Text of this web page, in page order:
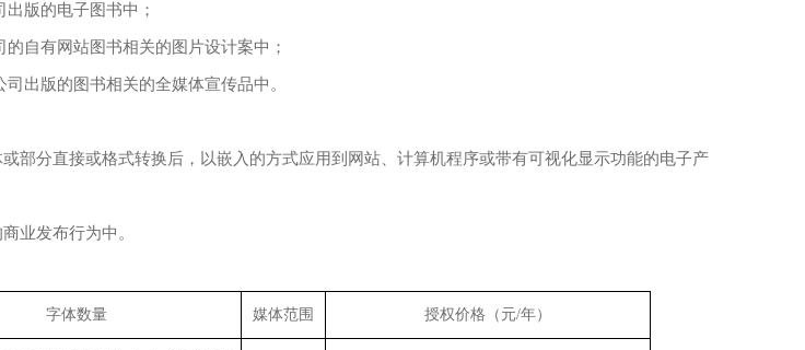
出版的电子图书中；
自有网站图书相关的图片设计案中；
出版的图书相关的全媒体宣传品中。
或部分直接或格式转换后，以嵌入的方式应用到网站、计算机程序或带有可视化显示功能的电子产
业发布行为中。
字体数量 媒体范围 授权价格（元/年）